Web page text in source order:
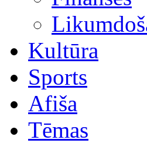
Kultūra
Sports
Afiša
Tēmas